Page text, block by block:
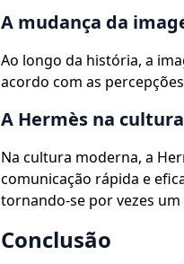
A mudança da
Ao longo da história, a
acordo com as
A Hermès na
Na cultura moderna, a
comunicação rápida e
tornando-se por vezes
Conclusão